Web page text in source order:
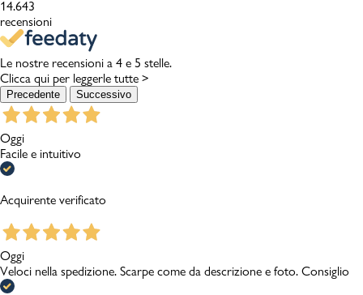
14.643
recensioni
Le nostre recensioni a 4 e 5 stelle.
Clicca qui per leggerle tutte >
Precedente Successivo
Oggi
Facile e intuitivo
Acquirente verificato
Oggi
Veloci nella spedizione. Scarpe come da descrizione e foto. Consiglio